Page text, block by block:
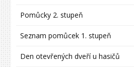
Pomůcky 2. stupeň
Seznam pomůcek 1. stupeň
Den otevřených dveří u hasičů